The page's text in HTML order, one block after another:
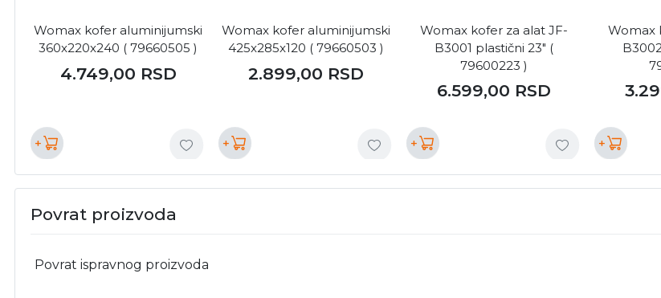
Womax kofer aluminijumski
360x220x240 ( 79660505 )
4.749,00 RSD
+
Womax kofer aluminijumski
425x285x120 ( 79660503 )
2.899,00 RSD
+
Womax kofer za alat JF-
B3001 plastični 23" (
79600223 )
6.599,00 RSD
+
Womax
+
Povrat proizvoda
Povrat ispravnog proizvoda